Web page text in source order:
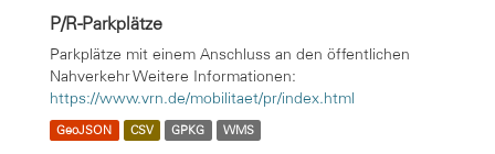
P/R-Parkplätze
Parkplätze mit einem Anschluss an den öffentlichen
Nahverkehr Weitere Informationen:
https://www.vrn.de/mobilitaet/pr/index.html
GeoJSON CSV GPKG WMS